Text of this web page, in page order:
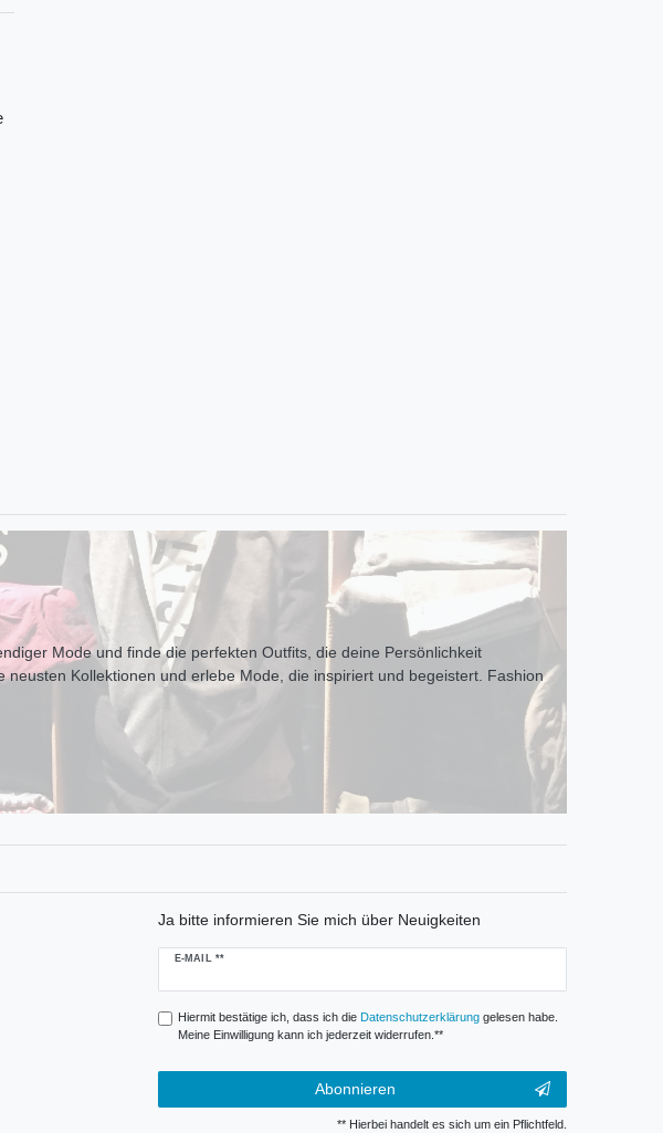
Mode und finde die perfekten Outfits, die deine Persönlichkeit
Kollektionen und erlebe Mode, die inspiriert und begeistert. Fashion
Ja bitte informieren Sie mich über Neuigkeiten
E-MAIL **
Newsletter
Hiermit bestätige ich, dass ich die Daten­schutz­erklärunggelesen habe.
Meine Einwilligung kann ich jederzeit widerrufen.**
Abonnieren
** Hierbei handelt es sich um ein Pflichtfeld.